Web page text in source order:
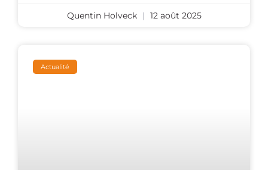
Quentin Holveck 12 août 2025
Actualité